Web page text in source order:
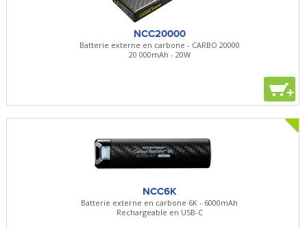
NCC20000
Batterie externe en carbone - CARBO 20000
20 000mAh - 20W
+
NCC6K
Batterie externe en carbone 6K - 6000mAh
Rechargeable en USB-C